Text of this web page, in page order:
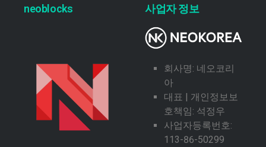
neoblocks 사업자 정보
회사명: 네오코리
아
대표 | 개인정보보
호책임: 석정우
사업자등록번호:
113-86-50299